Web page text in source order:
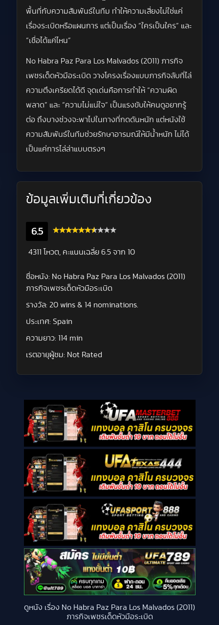
พื้นที่กับความสัมพันธ์ในทีม ทำให้ความเสี่ยงไม่ใช่แค่
เรื่องระเบิดหรือแผนการ แต่เป็นเรื่อง “ใครเป็นใคร” และ
“เชื่อได้แค่ไหน”
No Habra Paz Para Los Malvados (2011) ภารกิจ
เพชรเด็ดหัวมือระเบิด วางโครงเรื่องแบบภารกิจลับที่ไล่
ความตึงเครียดได้ดี จุดเด่นคือการทำให้ “ความผิด
พลาด” และ “ความไม่แน่ใจ” เป็นแรงขับให้คนดูอยากรู้
ต่อ ถึงบางช่วงจะพาไปในทางที่กดดันหนัก แต่หนังใช้
ความสัมพันธ์ในทีมช่วยรักษาอารมณ์ให้มีน้ำหนัก ไม่ได้
เป็นแค่การไล่ล่าแบบตรงๆ
ข้อมูลเพิ่มเติมที่เกี่ยวข้อง
6.5
4311 โหวต, คะแนนเฉลี่ย 6.5 จาก 10
ชื่อหนัง: No Habra Paz Para Los Malvados (2011)
ภารกิจเพชรเด็ดหัวมือระเบิด
รางวัล: 20 wins & 14 nominations.
ประเทศ: Spain
ความยาว: 114 min
เรตอายุผู้ชม: Not Rated
ดูหนัง เรื่อง No Habra Paz Para Los Malvados (2011)
ภารกิจเพชรเด็ดหัวมือระเบิด